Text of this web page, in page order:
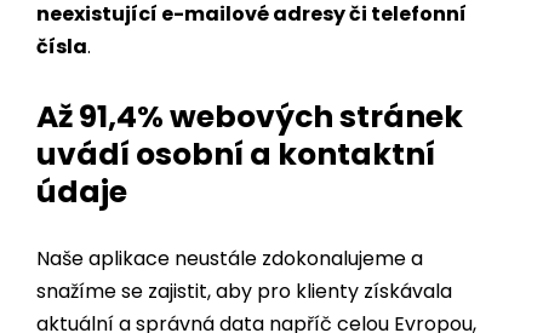
Až 91,4% webových stránek
uvádí osobní a kontaktní
údaje
Naše aplikace neustále zdokonalujeme a
aktuální a správná data napříč celou Evropou,
ale i mimo ni.